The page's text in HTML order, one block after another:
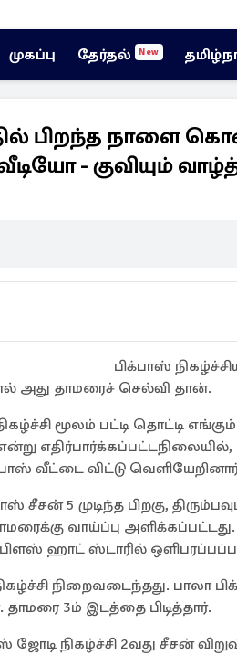
முகப்பு தேர்தல் New
பிறந்த நாளை
- குவியும்
பிக்பாஸ்
அது தாமரைச் செல்வி தான்.
மூலம் பட்டி தொட்டி எங்கும்
வீட்டை விட்டு
சீசன் 5 முடிந்த பிறகு,
வாய்ப்பு
ஹாட் ஸ்டாரில்
நிறைவடைந்தது. பாலா
தாமரை 3ம் இடத்தை பிடித்தார்.
ஜோடி நிகழ்ச்சி 2வது சீசன்